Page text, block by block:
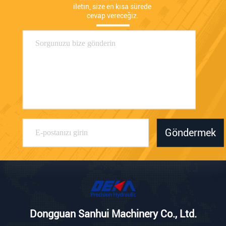
iletin, size en kısa sürede
cevap vereceğiz.
Göndermek
Dongguan Sanhui Machinery Co., Ltd.